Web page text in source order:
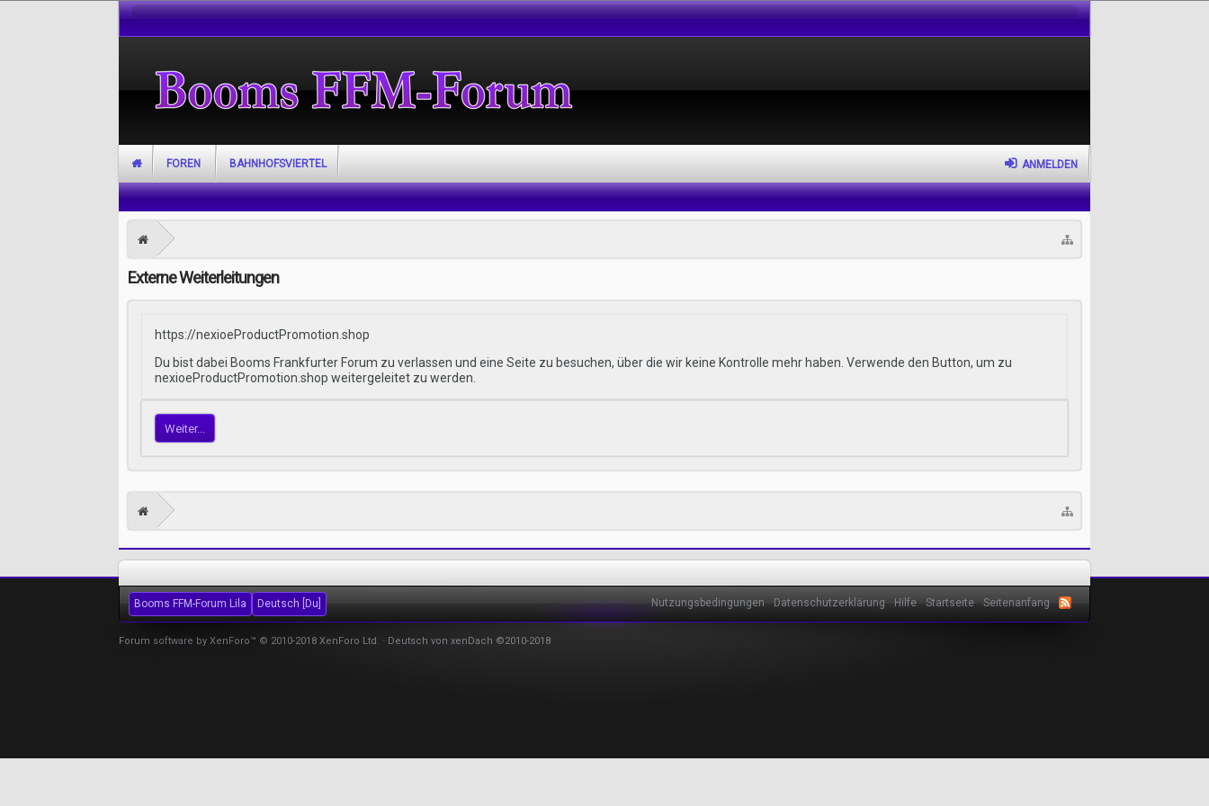
Externe Weiterleitungen
https://nexioeProductPromotion.shop
Du bist dabei Booms Frankfurter Forum zu verlassen und eine Seite zu besuchen, über die wir keine Kontrolle mehr haben. Verwende den Button, um zu
nexioeProductPromotion.shop weitergeleitet zu werden.
Weiter...
FOREN BAHNHOFSVIERTEL ANMELDEN
Booms FFM-Forum Lila Deutsch [Du] Nutzungsbedingungen Datenschutzerklärung Hilfe Startseite Seitenanfang
Forum software by XenForo™ © 2010-2018 XenForo Ltd. - Deutsch von xenDach ©2010-2018